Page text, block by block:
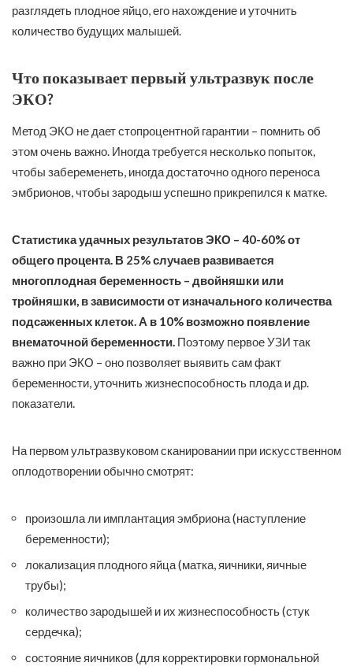
разглядеть плодное яйцо, его нахождение и уточнить
количество будущих малышей.
Что показывает первый ультразвук после
ЭКО?
Метод ЭКО не дает стопроцентной гарантии – помнить об
этом очень важно. Иногда требуется несколько попыток,
чтобы забеременеть, иногда достаточно одного переноса
эмбрионов, чтобы зародыш успешно прикрепился к матке.
Статистика удачных результатов ЭКО – 40-60% от
общего процента. В 25% случаев развивается
многоплодная беременность – двойняшки или
тройняшки, в зависимости от изначального количества
подсаженных клеток. А в 10% возможно появление
внематочной беременности. Поэтому первое УЗИ так
важно при ЭКО – оно позволяет выявить сам факт
беременности, уточнить жизнеспособность плода и др.
показатели.
На первом ультразвуковом сканировании при искусственном
оплодотворении обычно смотрят:
произошла ли имплантация эмбриона (наступление
беременности);
локализация плодного яйца (матка, яичники, яичные
трубы);
количество зародышей и их жизнеспособность (стук
сердечка);
состояние яичников (для корректировки гормональной